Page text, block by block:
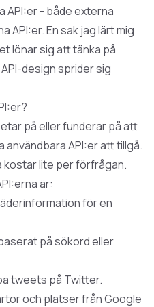
API:er - både externa
API:er. En sak jag lärt mig
lönar sig att tänka på
design sprider sig
på eller funderar på att
API:er att tillgå.
kostar lite per förfrågan.
är:
för en
på sökord eller
tweets på Twitter.
och platser från Google